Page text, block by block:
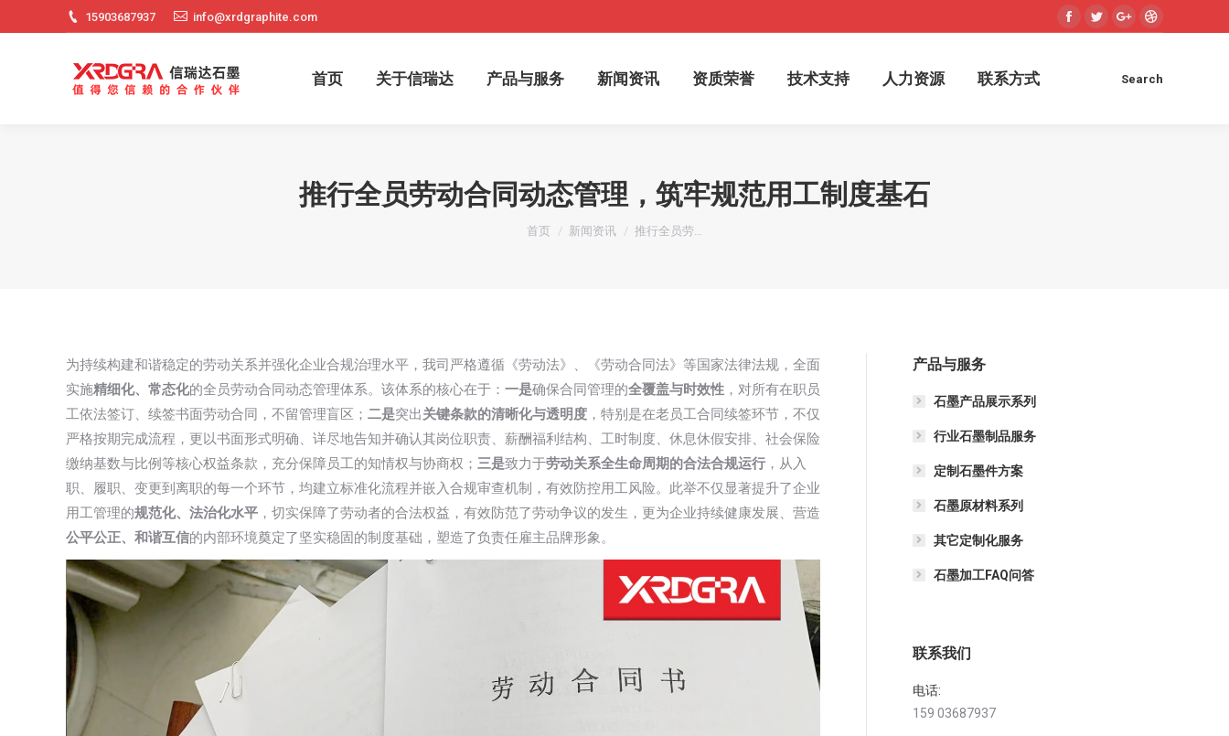
15903687937 info@xrdgraphite.com
Facebook
TwitterGoogle+Dribbble
首页 关于信瑞达 产品与服务 新闻资讯 资质荣誉 技术支持 人力资源 联系方式 Search:
Search
推行全员劳动合同动态管理，筑牢规范用工制度基石
您在这里：
首页 新闻资讯 推行全员劳…
为持续构建和谐稳定的劳动关系并强化企业合规治理水平，我司严格遵循《劳动法》、《劳动合同法》等国家法律法规，全面
实施精细化、常态化的全员劳动合同动态管理体系。该体系的核心在于： 一是确保合同管理的全覆盖与时效性 ，对所有在职员
工依法签订、续签书面劳动合同，不留管理盲区； 二是突出关键条款的清晰化与透明度 ，特别是在老员工合同续签环节，不仅
严格按期完成流程，更以书面形式明确、详尽地告知并确认其岗位职责、薪酬福利结构、工时制度、休息休假安排、社会保险
缴纳基数与比例等核心权益条款，充分保障员工的知情权与协商权； 三是致力于劳动关系全生命周期的合法合规运行 ，从入
职、履职、变更到离职的每一个环节，均建立标准化流程并嵌入合规审查机制，有效防控用工风险。此举不仅显著提升了企业
用工管理的规范化、法治化水平 ，切实保障了劳动者的合法权益，有效防范了劳动争议的发生，更为企业持续健康发展、营造
公平公正、和谐互信的内部环境奠定了坚实稳固的制度基础，塑造了负责任雇主品牌形象。
产品与服务
石墨产品展示系列
行业石墨制品服务
定制石墨件方案
石墨原材料系列
其它定制化服务
石墨加工FAQ问答
联系我们
电话:
159 03687937
首页 关于信瑞达 产品与服务 新闻资讯 资质荣誉 技术支持 人力资源 联系方式 Search:
Search